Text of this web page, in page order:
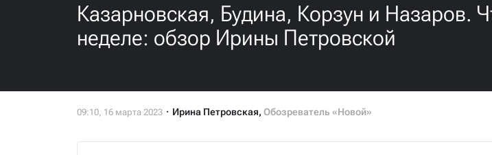
Казарновская, Будина, Корзун и Назаров.
неделе: обзор Ирины Петровской
Ирина Петровская, Обозреватель «Новой»